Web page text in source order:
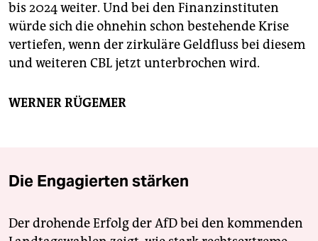
bis 2024 weiter. Und bei den Finanzinstituten
würde sich die ohnehin schon bestehende Krise
vertiefen, wenn der zirkuläre Geldfluss bei diesem
und weiteren CBL jetzt unterbrochen wird.
WERNER RÜGEMER
Die Engagierten stärken
Der drohende Erfolg der AfD bei den kommenden